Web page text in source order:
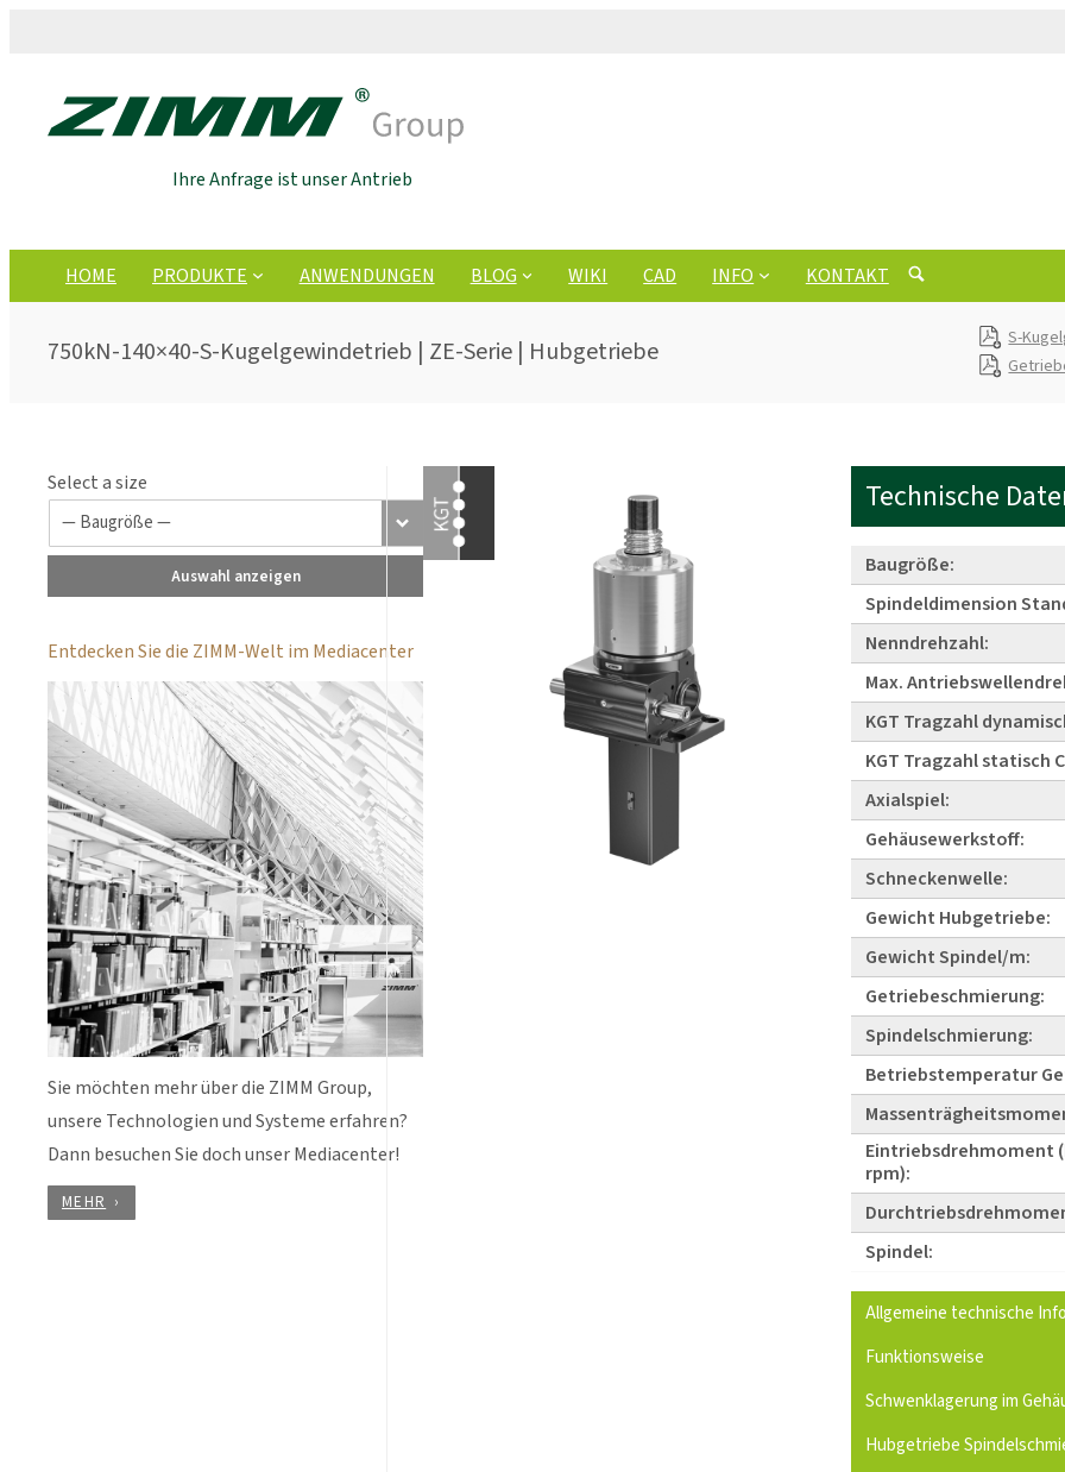
Ihre Anfrage ist unser Antrieb
HOME PRODUKTE ANWENDUNGEN BLOG WIKI CAD INFO KONTAKT
750kN-140×40-S-Kugelgewindetrieb | ZE-Serie | Hubgetriebe
S-
Select a size
Auswahl anzeigen
Entdecken Sie die ZIMM-Welt im Mediacenter
Sie möchten mehr über die ZIMM Group,
unsere Technologien und Systeme erfahren?
Dann besuchen Sie doch unser Mediacenter!
MEHR
Technische
Baugröße:
Spindeldimension
Nenndrehzahl:
Max.
KGT Tragzahl
KGT Tragzahl statisch
Axialspiel:
Gehäusewerkstoff:
Schneckenwelle:
Gewicht Hubgetriebe:
Gewicht Spindel/m:
Getriebeschmierung:
Spindelschmierung:
Betriebstemperatur
Eintriebsdrehmoment
rpm):
Spindel:
Allgemeine technische
Funktionsweise
Schwenklagerung im
Hubgetriebe